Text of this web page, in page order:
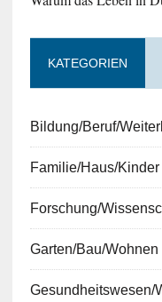
KATEGORIEN
Bildung/Beruf/
Familie/Haus/Kinder
Forschung/
Garten/Bau/Wohnen
Gesundheitswesen/